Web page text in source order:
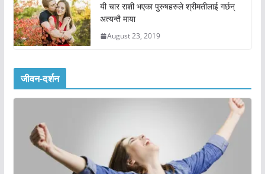
यी चार राशी भएका पुरुषहरुले श्रीमतीलाई गर्छन्
अत्यन्तै माया
August 23, 2019
जीवन-दर्शन